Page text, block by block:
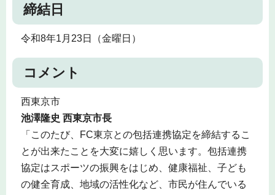
締結日
令和8年1月23日（金曜日）
コメント
西東京市
池澤隆史 西東京市長
「このたび、FC東京との包括連携協定を締結するこ
とが出来たことを大変に嬉しく思います。包括連携
協定はスポーツの振興をはじめ、健康福祉、子ども
の健全育成、地域の活性化など、市民が住んでいる